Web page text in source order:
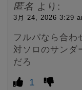
匿名 より:
3月 24, 2026 3:29
フルパなら合わ
対ソロのサンダ
だろ
1